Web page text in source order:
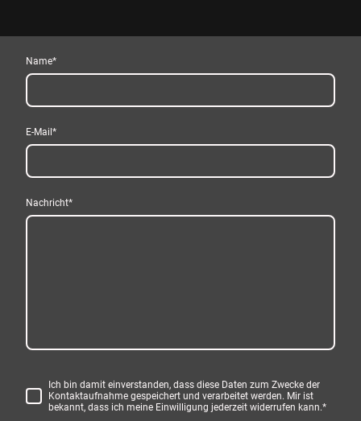
Name*
E-Mail*
Nachricht*
Ich bin damit einverstanden, dass diese Daten zum Zwecke der
Kontaktaufnahme gespeichert und verarbeitet werden. Mir ist
bekannt, dass ich meine Einwilligung jederzeit widerrufen kann.*